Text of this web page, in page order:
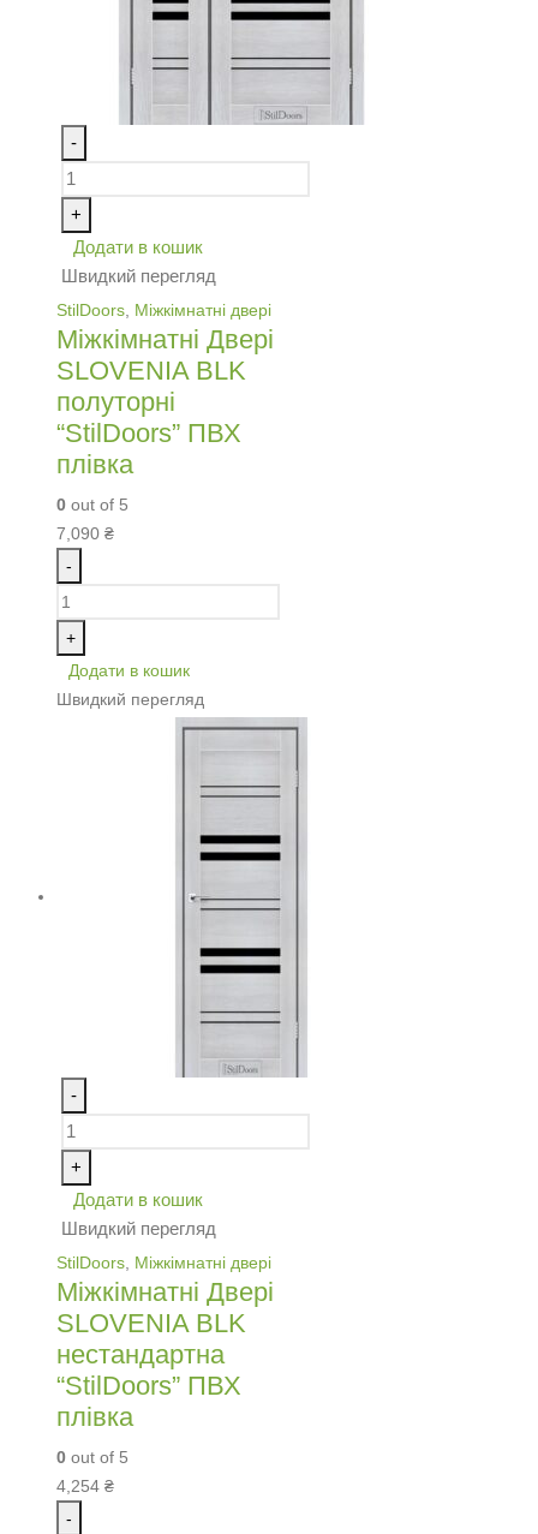
-
+
Додати в кошик
Швидкий перегляд
StilDoors Міжкімнатні двері
Міжкімнатні Двері
SLOVENIA BLK
полуторні
“StilDoors” ПВХ
плівка
0 out of 5
7,090 ₴
-
+
Додати в кошик
Швидкий перегляд
-
+
Додати в кошик
Швидкий перегляд
StilDoors Міжкімнатні двері
Міжкімнатні Двері
SLOVENIA BLK
нестандартна
“StilDoors” ПВХ
плівка
0 out of 5
4,254 ₴
-